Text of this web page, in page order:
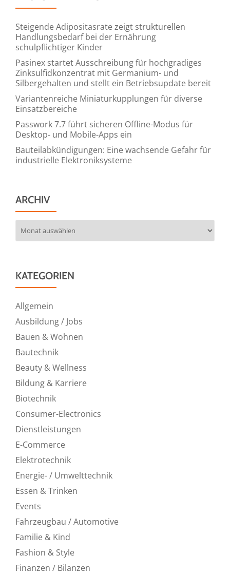
Steigende Adipositasrate zeigt strukturellen
Handlungsbedarf bei der Ernährung
schulpflichtiger Kinder
Pasinex startet Ausschreibung für hochgradiges
Zinksulfidkonzentrat mit Germanium- und
Silbergehalten und stellt ein Betriebsupdate bereit
Variantenreiche Miniaturkupplungen für diverse
Einsatzbereiche
Passwork 7.7 führt sicheren Offline-Modus für
Desktop- und Mobile-Apps ein
Bauteilabkündigungen: Eine wachsende Gefahr für
industrielle Elektroniksysteme
ARCHIV
KATEGORIEN
Allgemein
Ausbildung / Jobs
Bauen & Wohnen
Bautechnik
Beauty & Wellness
Bildung & Karriere
Biotechnik
Consumer-Electronics
Dienstleistungen
E-Commerce
Elektrotechnik
Energie- / Umwelttechnik
Essen & Trinken
Events
Fahrzeugbau / Automotive
Familie & Kind
Fashion & Style
Finanzen / Bilanzen